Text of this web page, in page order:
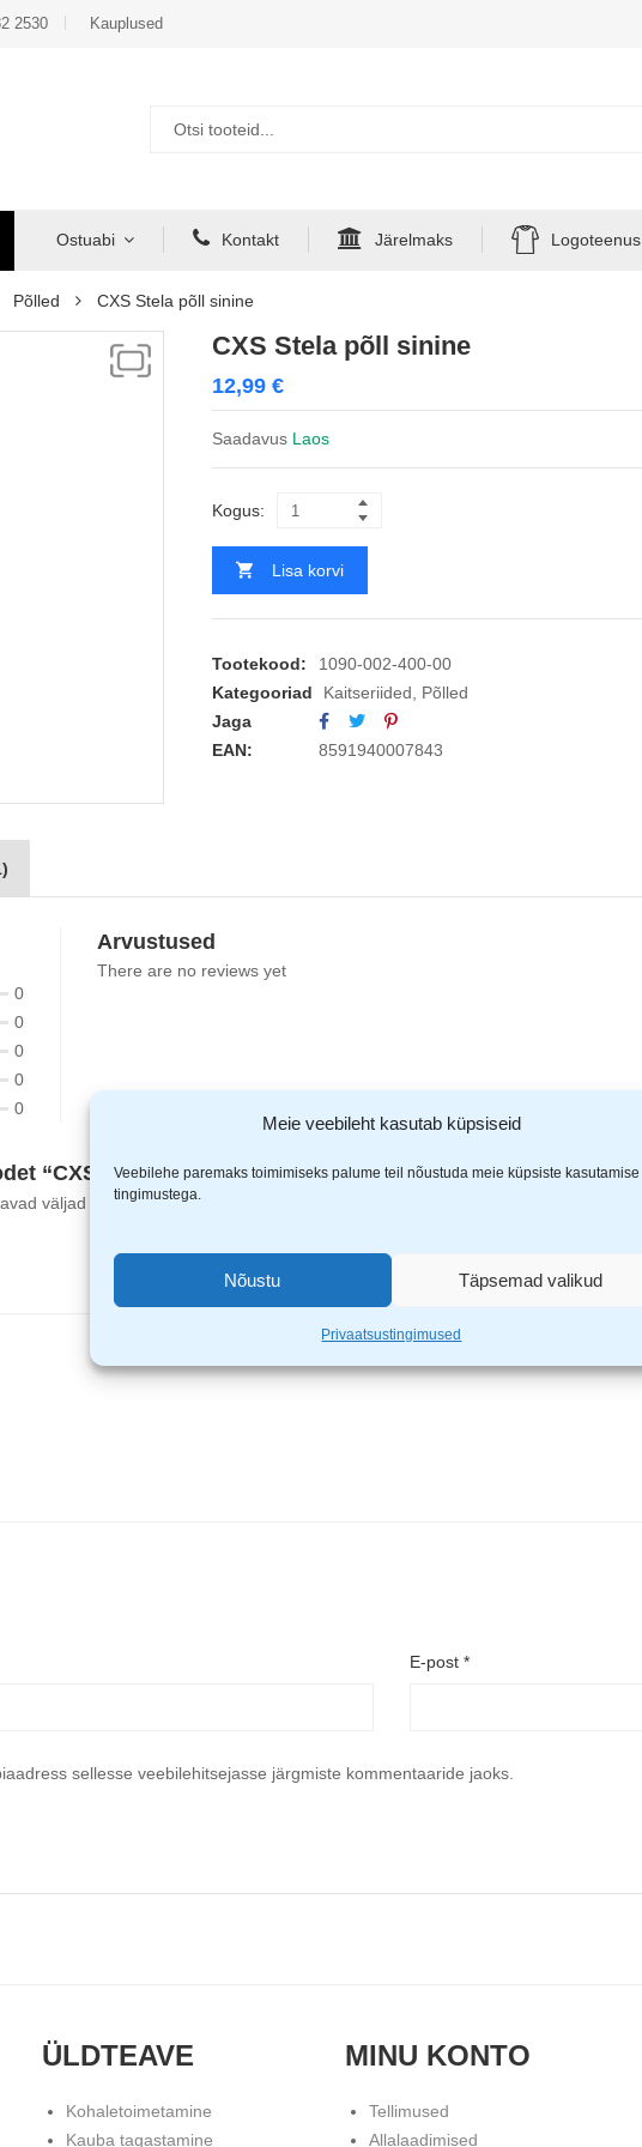
Meie veebileht kasutab küpsiseid
Veebilehe paremaks toimimiseks palume teil nõustuda meie küpsiste kasutamise
tingimustega.
Nõustu Täpsemad valikud
Privaatsustingimused
2530 Kauplused
Ostuabi Kontakt Järelmaks Logoteenus
Põlled CXS Stela põll sinine
CXS Stela põll sinine
12,99 €
Saadavus Laos
Kogus:
Lisa korvi
Tootekood:
1090-002-400-00
Kategooriad
Kaitseriided, Põlled
Jaga
EAN:
8591940007843
0
0
0
0
0
Arvustused
There are no reviews yet
“CXS Stela põll sinine”
väljad on tähistatud*-ga
E-post *
sellesse veebilehitsejasse järgmiste kommentaaride jaoks.
ÜLDTEAVE
Kohaletoimetamine
Kauba tagastamine
MINU KONTO
Tellimused
Allalaadimised